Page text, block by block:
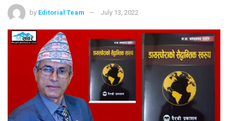
by Editorial Team July 13, 2022